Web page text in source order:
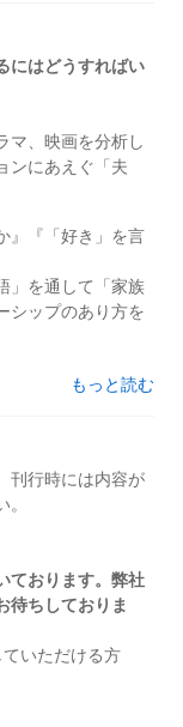
にはどうすればい
マ、映画を分析し
ンにあえぐ「夫
』『「好き」を言
」を通して「家族
シップのあり方を
もっと読む
刊行時には内容が
ております。弊社
待ちしておりま
いただける方